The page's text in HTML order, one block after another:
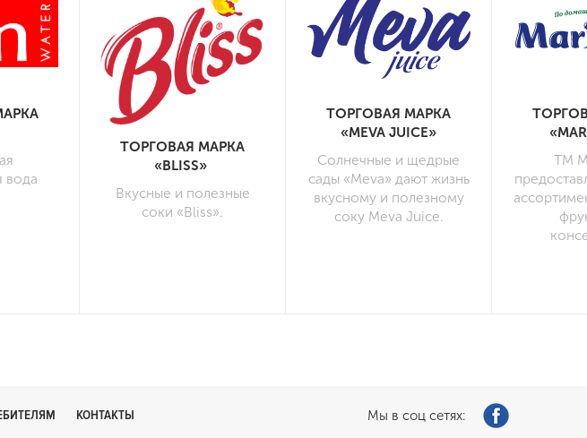
вода
ТОРГОВАЯ МАРКА
«BLISS»
Вкусные и полезные
соки «Bliss».
ТОРГОВАЯ МАРКА
«MEVA JUICE»
Солнечные и щедрые
сады «Meva» дают жизнь
вкусному и полезному
соку Meva Juice.
ТМ
КОНТАКТЫ Мы в соц сетях: